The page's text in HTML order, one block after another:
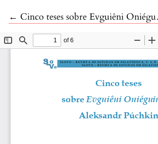
← Voltar aos Detalhes do Artigo
Cinco teses sobre Evguiêni Oniéguin, de Aleksandr Púchkin